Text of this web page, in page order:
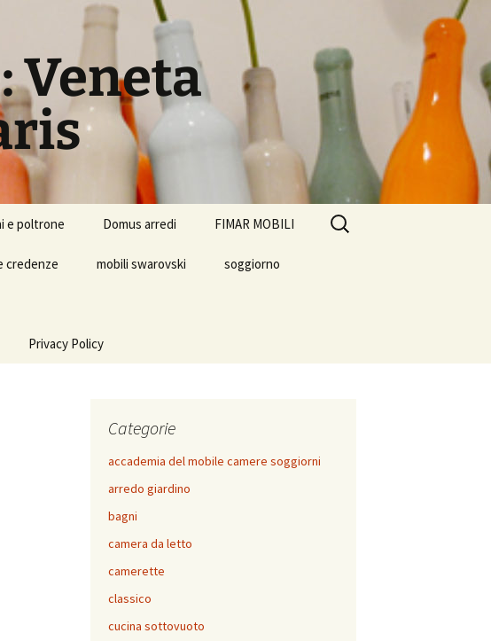
Veneta
e poltrone Domus arredi FIMAR MOBILI
credenze mobili swarovski soggiorno
Privacy Policy
Ricerca
per:
Categorie
accademia del mobile camere soggiorni
arredo giardino
bagni
camera da letto
camerette
classico
cucina sottovuoto